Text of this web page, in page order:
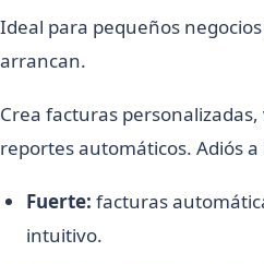
Ideal para pequeños
arrancan.
Crea facturas
reportes automáticos. Adiós
Fuerte: facturas
intuitivo.